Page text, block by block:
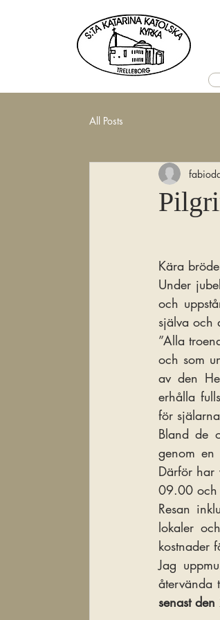
All Posts
Kära
Under
och
själva och
”Alla
och som
av den
erhålla
för
Bland de
genom
Därför har
09.00 och
Resan
lokaler
kostnader
Jag
senast